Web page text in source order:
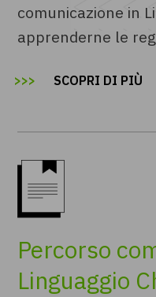
comunicazione in
apprenderne le
SCOPRI DI PIÙ
Percorso
Linguaggio